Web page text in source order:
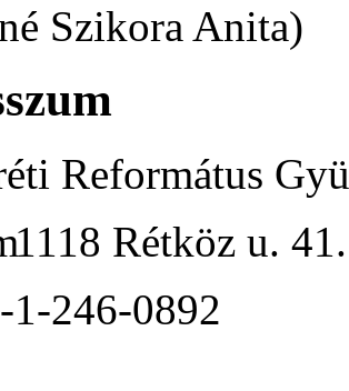
Szikora Anita)
Református
1118 Rétköz u. 41.
1-246-0892